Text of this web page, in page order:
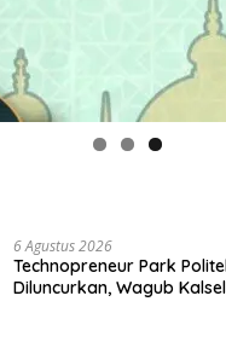
6 Agustus 2026
Technopreneur Park
Diluncurkan, Wagub